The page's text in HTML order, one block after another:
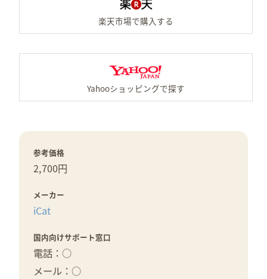
参考価格
2,700円
メーカー
iCat
国内向けサポート窓口
電話：○
メール：○